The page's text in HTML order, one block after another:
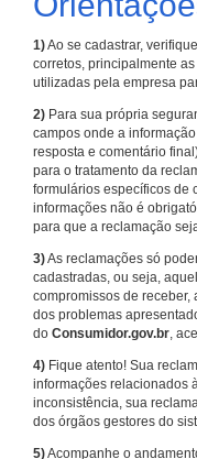
1)Ao se cadastrar,
corretos, principalmente
utilizadas pela empresa
2) Para sua própria
campos onde a
resposta e comentário
para o tratamento da
formulários específicos de
informações não é
para que a reclamação
3)As reclamações só
cadastradas, ou seja,
compromissos de
dos problemas
do Consumidor.gov.br,
4) Fique atento! Sua
informações relacionados
inconsistência, sua
dos órgãos gestores do
5)Acompanhe o